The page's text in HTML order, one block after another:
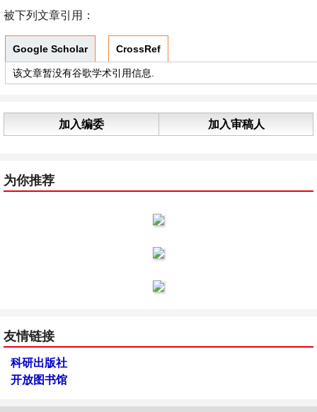
被下列文章引用：
Google Scholar CrossRef
该文章暂没有谷歌学术引用信息.
加入编委 加入审稿人
为你推荐
友情链接
科研出版社
开放图书馆